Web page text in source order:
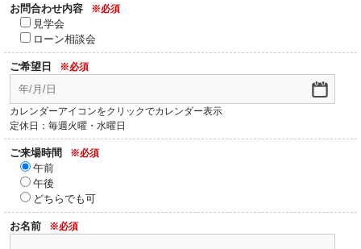
お問合わせ内容 ※必須
見学会
ローン相談会
ご希望日 ※必須
カレンダーアイコンをクリックでカレンダー表示
定休日：毎週火曜・水曜日
ご来場時間 ※必須
午前
午後
どちらでも可
お名前 ※必須